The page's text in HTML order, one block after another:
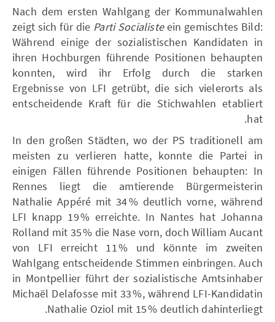
Nach dem ersten Wahlgang der Kommunalwahlen
zeigt sich für die Parti Socialisteein gemischtes Bild:
Während einige der sozialistischen Kandidaten in
ihren Hochburgen führende Positionen behaupten
konnten, wird ihr Erfolg durch die starken
Ergebnisse von LFI getrübt, die sich vielerorts als
entscheidende Kraft für die Stichwahlen etabliert
hat.
In den großen Städten, wo der PS traditionell am
meisten zu verlieren hatte, konnte die Partei in
einigen Fällen führende Positionen behaupten: In
Rennes liegt die amtierende Bürgermeisterin
Nathalie Appéré mit 34 % deutlich vorne, während
LFI knapp 19 % erreichte. In Nantes hat Johanna
Rolland mit 35 % die Nase vorn, doch William Aucant
von LFI erreicht 11 % und könnte im zweiten
Wahlgang entscheidende Stimmen einbringen. Auch
in Montpellier führt der sozialistische Amtsinhaber
Michaël Delafosse mit 33 %, während LFI-Kandidatin
Nathalie Oziol mit 15 % deutlich dahinterliegt.